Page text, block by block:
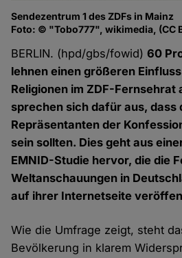
Sendezentrum 1 des ZDFs in Mainz
Foto: © "Tobo777", wikimedia, (CC
BERLIN. (hpd/gbs/fowid)60
lehnen einen größeren
Religionen im ZDF-Fernsehrat
sprechen sich dafür aus, dass
Repräsentanten der
sein sollten. Dies geht aus
EMNID-Studie hervor, die die
Weltanschauungen in
auf ihrer Internetseite
Wie die Umfrage zeigt, steht
Bevölkerung in klarem